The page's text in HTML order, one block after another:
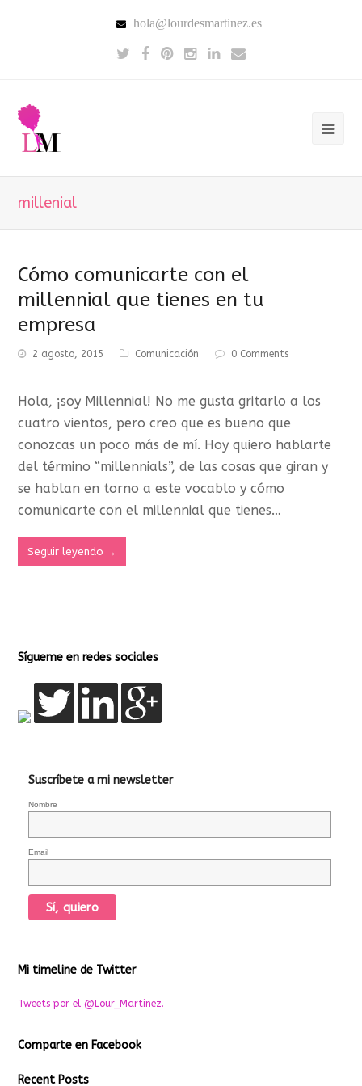
hola@lourdesmartinez.es
millenial
Cómo comunicarte con el
millennial que tienes en tu
empresa
2 agosto, 2015 Comunicación 0 Comments
Hola, ¡soy Millennial! No me gusta gritarlo a los
cuatro vientos, pero creo que es bueno que
conozcas un poco más de mí. Hoy quiero hablarte
del término “millennials”, de las cosas que giran y
se hablan en torno a este vocablo y cómo
comunicarte con el millennial que tienes…
Seguir leyendo →
Sígueme en redes sociales
Suscríbete a mi newsletter
Nombre
Email
Mi timeline de Twitter
Tweets por el @Lour_Martinez.
Comparte en Facebook
Recent Posts